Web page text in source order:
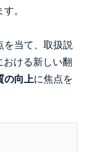
。
を当て、取扱説
おける新しい翻
の向上に焦点を